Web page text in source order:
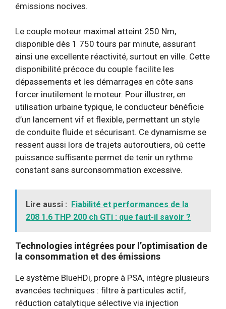
émissions nocives.
Le couple moteur maximal atteint 250 Nm,
disponible dès 1 750 tours par minute, assurant
ainsi une excellente réactivité, surtout en ville. Cette
disponibilité précoce du couple facilite les
dépassements et les démarrages en côte sans
forcer inutilement le moteur. Pour illustrer, en
utilisation urbaine typique, le conducteur bénéficie
d’un lancement vif et flexible, permettant un style
de conduite fluide et sécurisant. Ce dynamisme se
ressent aussi lors de trajets autoroutiers, où cette
puissance suffisante permet de tenir un rythme
constant sans surconsommation excessive.
Lire aussi : Fiabilité et performances de la
208 1.6 THP 200 ch GTi : que faut-il savoir ?
Technologies intégrées pour l’optimisation de
la consommation et des émissions
Le système BlueHDi, propre à PSA, intègre plusieurs
avancées techniques : filtre à particules actif,
réduction catalytique sélective via injection